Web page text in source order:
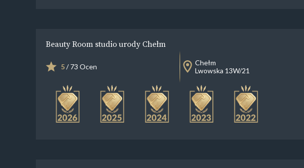
Beauty Room studio urody Chełm
5/ 73 Ocen
Chełm
Lwowska 13W/21